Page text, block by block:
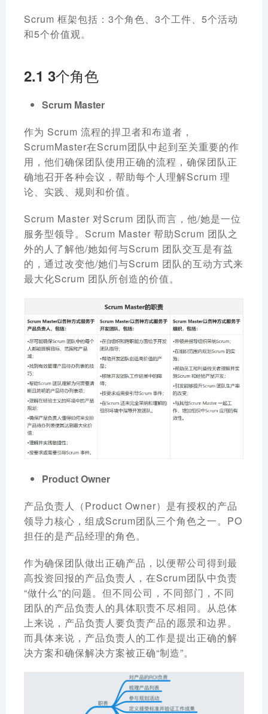
Scrum 框架包括：3个角色、3个工件、5个活动
和5个价值观。
2.1 3个角色
Scrum Master
作为 Scrum 流程的捍卫者和布道者，
ScrumMaster在Scrum团队中起到至关重要的作
用，他们确保团队使用正确的流程，确保团队正
确地召开各种会议，帮助每个人理解Scrum 理
论、实践、规则和价值。
Scrum Master 对Scrum 团队而言，他/她是一位
服务型领导。Scrum Master 帮助Scrum 团队之
外的人了解他/她如何与Scrum 团队交互是有益
的，通过改变他/她们与Scrum 团队的互动方式来
最大化Scrum 团队所创造的价值。
Product Owner
产品负责人（Product Owner）是有授权的产品
领导力核心，组成Scrum团队三个角色之一。PO
担任的是产品经理的角色。
作为确保团队做出正确产品，以便帮公司得到最
高投资回报的产品负责人，在Scrum团队中负责
“做什么”的问题。但不同公司，不同部门，不同
团队的产品负责人的具体职责不尽相同。从总体
上来说，产品负责人要负责产品的愿景和边界。
而具体来说，产品负责人的工作是提出正确的解
决方案和确保解决方案被正确“制造”。